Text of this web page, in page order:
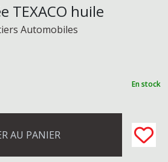
TEXACO huile
Automobiles
En stock
AU PANIER